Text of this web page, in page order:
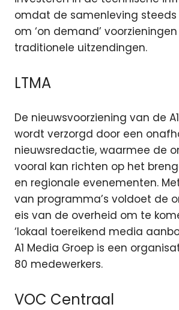
omdat de samenleving
om ‘on demand’
traditionele uitzendingen.
LTMA
De nieuwsvoorziening van de
wordt verzorgd door een
nieuwsredactie, waarmee de
vooral kan richten op het
en regionale evenementen.
van programma’s voldoet de
eis van de overheid om te
‘lokaal toereikend media
A1 Media Groep is een
80 medewerkers.
VOC Centraal